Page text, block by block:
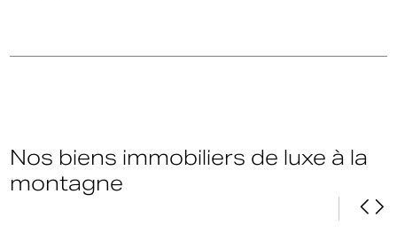
Nos biens immobiliers de luxe à la
montagne